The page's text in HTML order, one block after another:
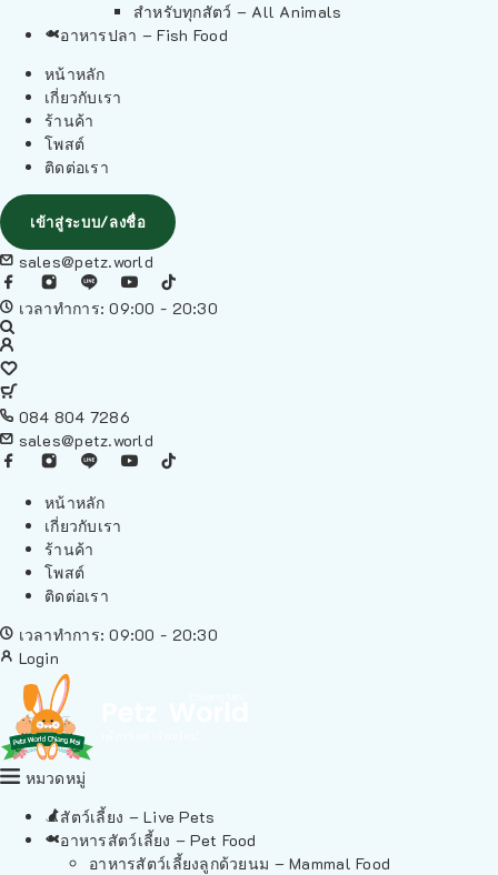
สำหรับทุกสัตว์ – All Animals
อาหารปลา – Fish Food
หน้าหลัก
เกี่ยวกับเรา
ร้านค้า
โพสต์
ติดต่อเรา
เข้าสู่ระบบ/ลงชื่อ
sales@petz.world
เวลาทำการ: 09:00 - 20:30
084 804 7286
sales@petz.world
หน้าหลัก
เกี่ยวกับเรา
ร้านค้า
โพสต์
ติดต่อเรา
เวลาทำการ: 09:00 - 20:30
Login
หมวดหมู่
สัตว์เลี้ยง – Live Pets
อาหารสัตว์เลี้ยง – Pet Food
อาหารสัตว์เลี้ยงลูกด้วยนม – Mammal Food